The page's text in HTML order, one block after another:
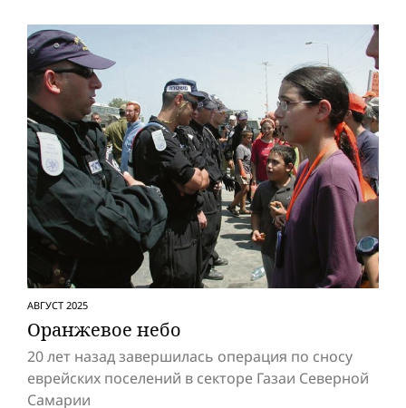
АВГУСТ 2025
Оранжевое небо
20 лет назад завершилась операция по сносу
еврейских поселений в секторе Газаи Северной
Самарии